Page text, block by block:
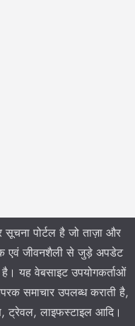
पोर्टल है जो ताज़ा और
एवं जीवनशैली से जुड़े अपडेट
यह वेबसाइट उपयोगकर्ताओं
समाचार उपलब्ध कराती है,
ट्रेवल, लाइफस्टाइल आदि।